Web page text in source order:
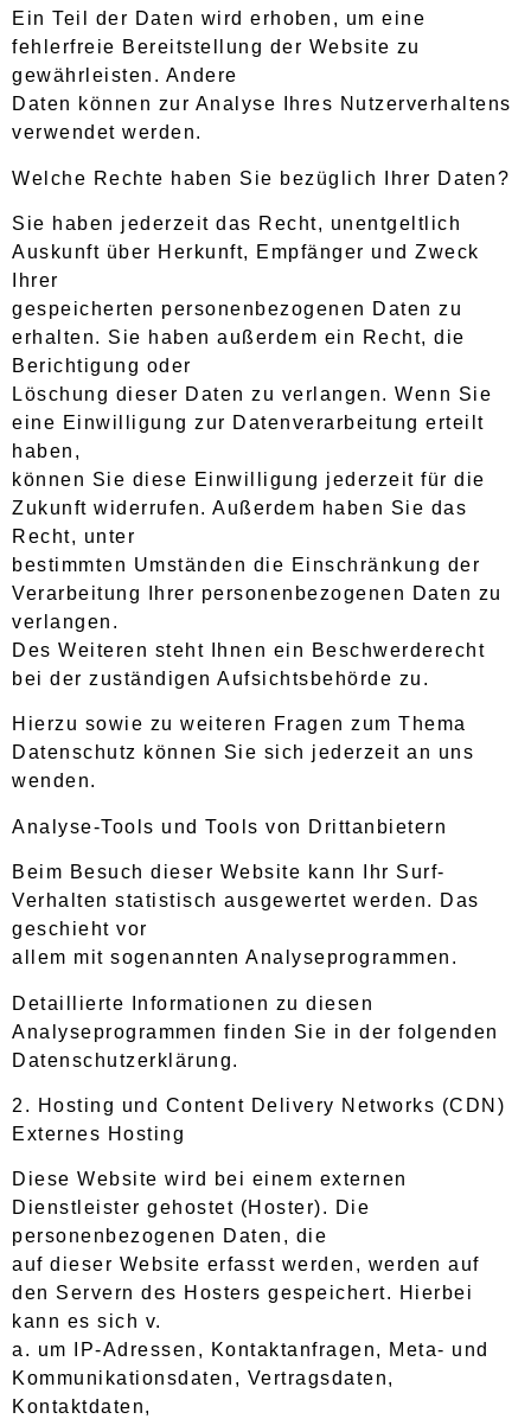
Ein Teil der Daten wird erhoben, um eine
fehlerfreie Bereitstellung der Website zu
gewährleisten. Andere
Daten können zur Analyse Ihres Nutzerverhaltens
verwendet werden.
Welche Rechte haben Sie bezüglich Ihrer Daten?
Sie haben jederzeit das Recht, unentgeltlich
Auskunft über Herkunft, Empfänger und Zweck
Ihrer
gespeicherten personenbezogenen Daten zu
erhalten. Sie haben außerdem ein Recht, die
Berichtigung oder
Löschung dieser Daten zu verlangen. Wenn Sie
eine Einwilligung zur Datenverarbeitung erteilt
haben,
können Sie diese Einwilligung jederzeit für die
Zukunft widerrufen. Außerdem haben Sie das
Recht, unter
bestimmten Umständen die Einschränkung der
Verarbeitung Ihrer personenbezogenen Daten zu
verlangen.
Des Weiteren steht Ihnen ein Beschwerderecht
bei der zuständigen Aufsichtsbehörde zu.
Hierzu sowie zu weiteren Fragen zum Thema
Datenschutz können Sie sich jederzeit an uns
wenden.
Analyse-Tools und Tools von Drittanbietern
Beim Besuch dieser Website kann Ihr Surf-
Verhalten statistisch ausgewertet werden. Das
geschieht vor
allem mit sogenannten Analyseprogrammen.
Detaillierte Informationen zu diesen
Analyseprogrammen finden Sie in der folgenden
Datenschutzerklärung.
2. Hosting und Content Delivery Networks (CDN)
Externes Hosting
Diese Website wird bei einem externen
Dienstleister gehostet (Hoster). Die
personenbezogenen Daten, die
auf dieser Website erfasst werden, werden auf
den Servern des Hosters gespeichert. Hierbei
kann es sich v.
a. um IP-Adressen, Kontaktanfragen, Meta- und
Kommunikationsdaten, Vertragsdaten,
Kontaktdaten,